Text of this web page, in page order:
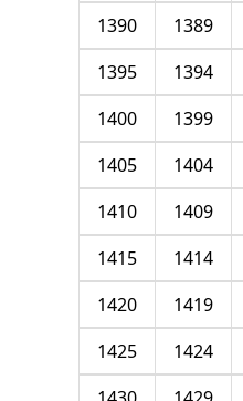
1389
1390
1394
1395
1399
1400
1404
1405
1409
1410
1414
1415
1419
1420
1424
1425